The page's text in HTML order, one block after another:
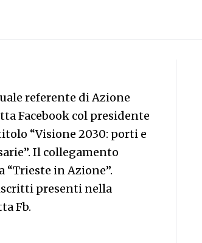
referente di Azione
Facebook col presidente
“Visione 2030: porti e
Il collegamento
“Trieste in Azione”.
presenti nella
Fb.